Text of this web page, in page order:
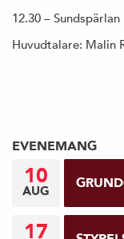
12.30 –
Huvudtalare: Malin
EVENEMANG
10
AUG
17